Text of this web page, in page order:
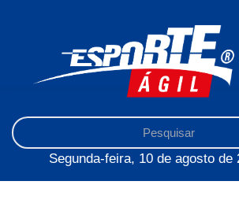
Segunda-feira, 10 de agosto de